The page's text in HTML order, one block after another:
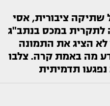
ציבורית, אסי
לתקרית במכס בנתב"ג
לא הציג את התמונה
מה באמת קרה. צלבו
נפגעו תדמיתית